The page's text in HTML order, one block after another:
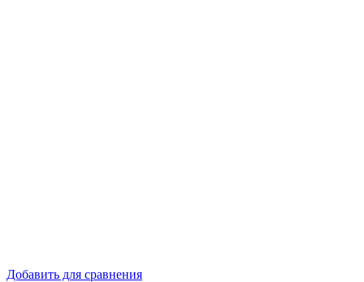
Добавить для сравнения